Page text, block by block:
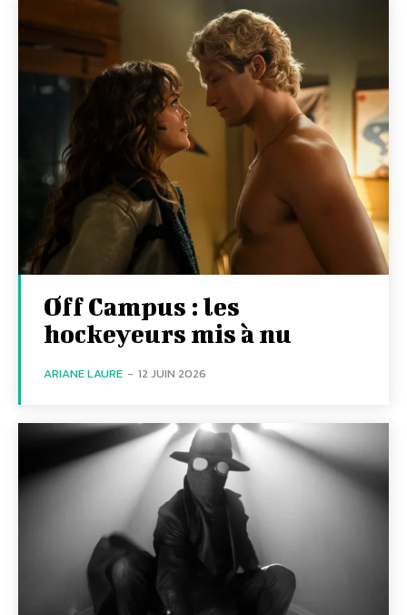
Off Campus : les
hockeyeurs mis à nu
ARIANE LAURE - 12 JUIN 2026